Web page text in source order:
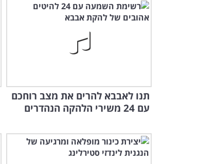
תנו לאבבא להרים את מצב רוחכם
עם 24 משירי הלהקה הנהדרים